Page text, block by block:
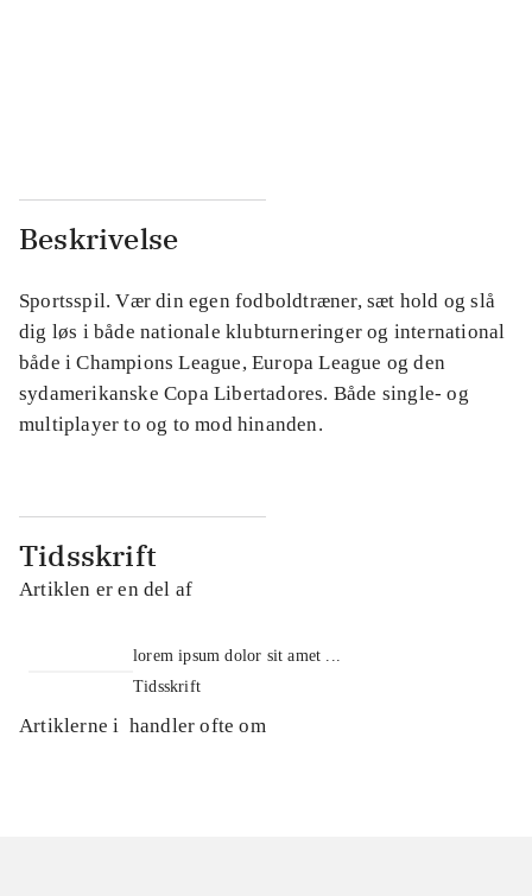
Beskrivelse
Sportsspil. Vær din egen fodboldtræner, sæt hold og slå
dig løs i både nationale klubturneringer og international
både i Champions League, Europa League og den
sydamerikanske Copa Libertadores. Både single- og
multiplayer to og to mod hinanden.
Tidsskrift
Artiklen er en del af
lorem ipsum dolor sit amet ...
Tidsskrift
Artiklerne i handler ofte om